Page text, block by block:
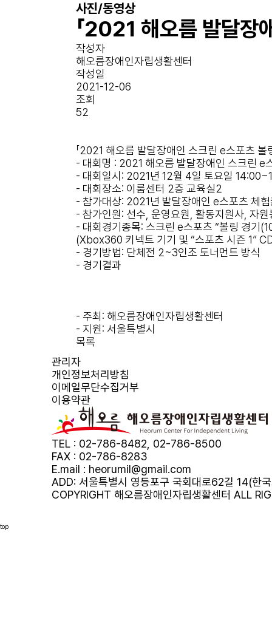
사진/동영상
「2021 해오름 발달장
작성자
해오름장애인자립생활센터
작성일
2021-12-06
조회
52
「2021 해오름 발달장애인 스크린 e스포츠 볼
- 대회명 : 2021 해오름 발달장애인 스크린 e
- 대회일시: 2021년 12월 4일 토요일
- 대회장소: 이룸센터 2층 교육실2
- 참가대상: 2021년 발달장애인 e스포츠 체
- 참가인원: 선수, 운영요원, 활동지원사, 자
- 대회경기종목: 스크린 e스포츠 “볼링 경기
(Xbox360 키넥트 기기 및 “스포츠 시즌 1”
- 경기방법: 단체전 2~3인조 토너먼트 방식
- 경기결과
- 주최: 해오름장애인자립생활센터
- 지원: 서울특별시
목록
관리자
개인정보처리방침
이메일무단수집거부
이용약관
TEL : 02-786-8482, 02-786-8500
FAX : 02-786-8283
E.mail : heorumil@gmail.com
ADD: 서울특별시 영등포구 국회대로62길 14(한
COPYRIGHT 해오름장애인자립생활센터 ALL
top